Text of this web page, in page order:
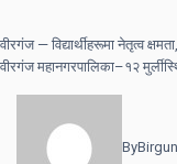
वीरगंज — विद्यार्थीहरूमा नेतृत्व
वीरगंज महानगरपालिका–१२
By